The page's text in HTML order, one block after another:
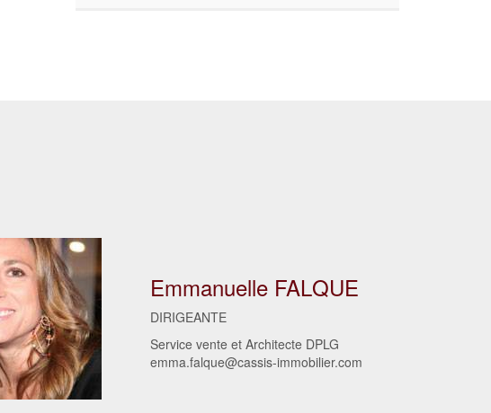
Emmanuelle FALQUE
DIRIGEANTE
Service vente et Architecte DPLG
emma.falque@cassis-immobilier.com